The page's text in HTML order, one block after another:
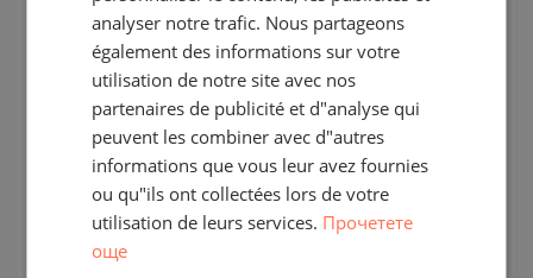
Un immeuble boutique nouvelle
génération, entre deux stations de
métro dans le quartier « Izgrev »
IZGREV / SOFIA / SOFIA / BULGARIE
GERMAN
ROMANIAN
analyser notre trafic. Nous partageons
également des informations sur votre
utilisation de notre site avec nos
partenaires de publicité et d"analyse qui
peuvent les combiner avec d"autres
informations que vous leur avez fournies
ou qu"ils ont collectées lors de votre
utilisation de leurs services. Прочетете
още